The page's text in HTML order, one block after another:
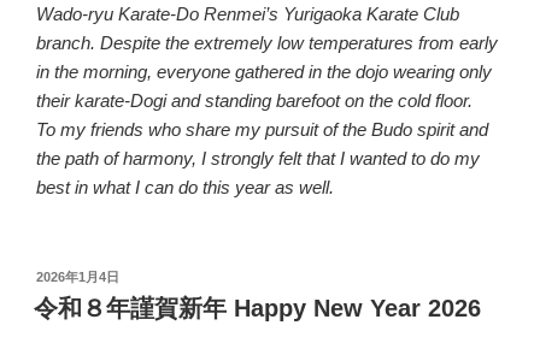
Wado-ryu Karate-Do Renmei’s Yurigaoka Karate Club
branch. Despite the extremely low temperatures from early
in the morning, everyone gathered in the dojo wearing only
their karate-Dogi and standing barefoot on the cold floor.
To my friends who share my pursuit of the Budo spirit and
the path of harmony, I strongly felt that I wanted to do my
best in what I can do this year as well.
投
稿
日:
2026年1月4日
令和８年謹賀新年 Happy New Year 2026